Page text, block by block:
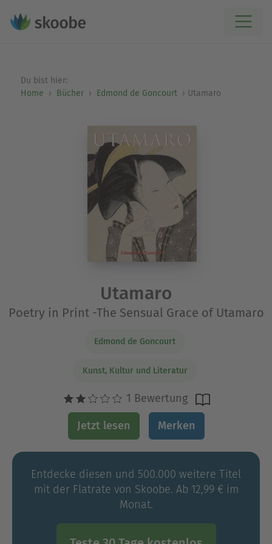
Du bist hier:
Home
Bücher Edmond de Goncourt Utamaro
Utamaro
Poetry in Print -The Sensual Grace of Utamaro
Edmond de Goncourt
Kunst, Kultur und Literatur
1 Bewertung
Jetzt lesen Merken
Entdecke diesen und 500.000 weitere Titel
mit der Flatrate von Skoobe. Ab 12,99 € im
Monat.